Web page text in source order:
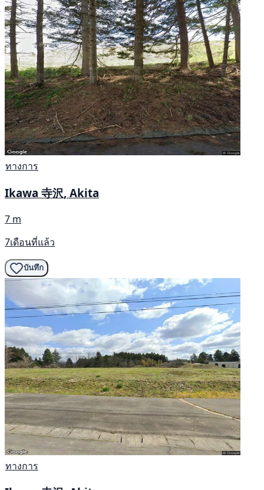
ทางการ
Ikawa 寺沢, Akita
7 m
7เดือนที่แล้ว
บันทึก
ทางการ